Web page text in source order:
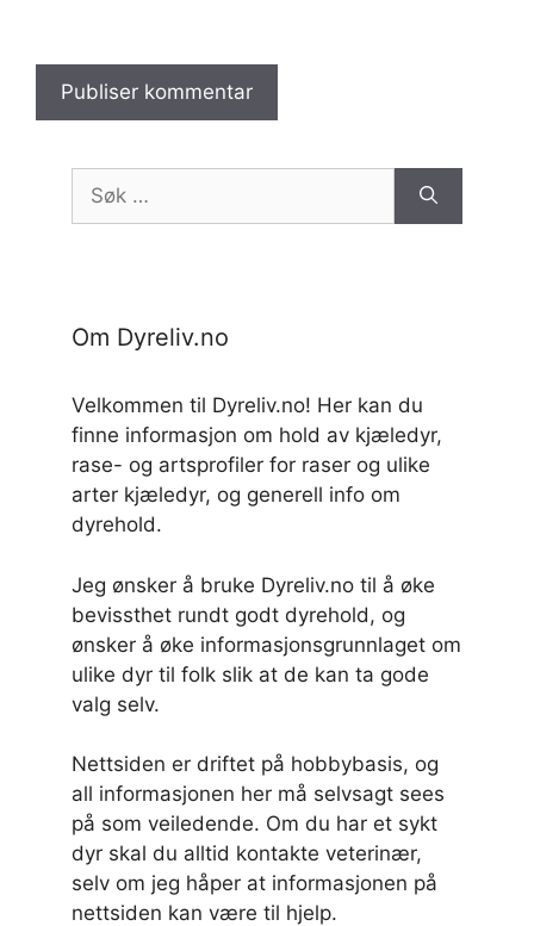
Søk
etter:
Om Dyreliv.no
Velkommen til Dyreliv.no! Her kan du
finne informasjon om hold av kjæledyr,
rase- og artsprofiler for raser og ulike
arter kjæledyr, og generell info om
dyrehold.
Jeg ønsker å bruke Dyreliv.no til å øke
bevissthet rundt godt dyrehold, og
ønsker å øke informasjonsgrunnlaget om
ulike dyr til folk slik at de kan ta gode
valg selv.
Nettsiden er driftet på hobbybasis, og
all informasjonen her må selvsagt sees
på som veiledende. Om du har et sykt
dyr skal du alltid kontakte veterinær,
selv om jeg håper at informasjonen på
nettsiden kan være til hjelp.